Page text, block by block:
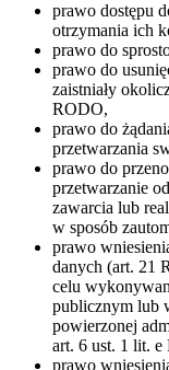
prawo dostępu
otrzymania ich
prawo do
prawo do
zaistniały
RODO,
prawo do
przetwarzania
prawo do
przetwarzanie
zawarcia lub
w sposób
prawo
danych (art. 21
celu
publicznym lub
powierzonej
art. 6 ust. 1 lit.
prawo